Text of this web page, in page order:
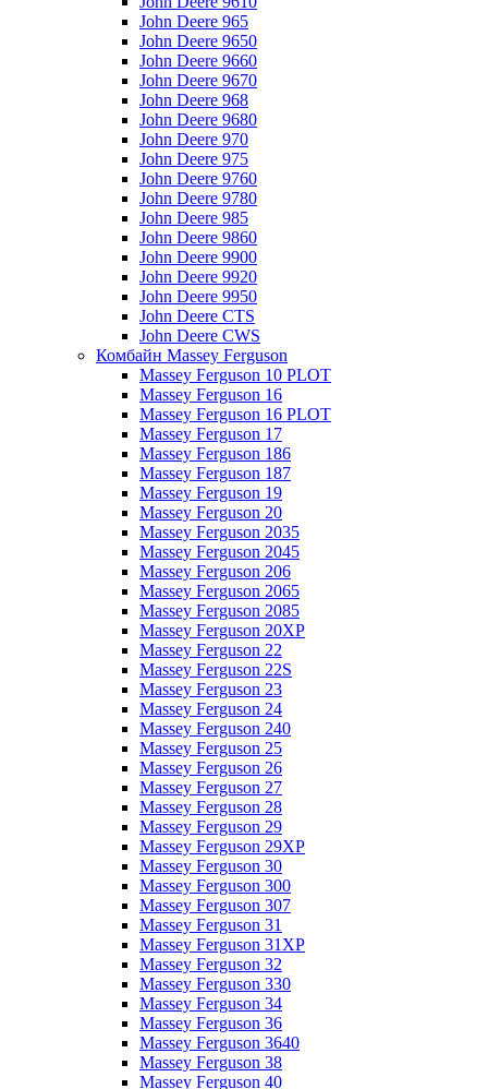
John Deere 965
John Deere 9650
John Deere 9660
John Deere 9670
John Deere 968
John Deere 9680
John Deere 970
John Deere 975
John Deere 9760
John Deere 9780
John Deere 985
John Deere 9860
John Deere 9900
John Deere 9920
John Deere 9950
John Deere CTS
John Deere CWS
Комбайн Massey Ferguson
Massey Ferguson 10 PLOT
Massey Ferguson 16
Massey Ferguson 16 PLOT
Massey Ferguson 17
Massey Ferguson 186
Massey Ferguson 187
Massey Ferguson 19
Massey Ferguson 20
Massey Ferguson 2035
Massey Ferguson 2045
Massey Ferguson 206
Massey Ferguson 2065
Massey Ferguson 2085
Massey Ferguson 20XP
Massey Ferguson 22
Massey Ferguson 22S
Massey Ferguson 23
Massey Ferguson 24
Massey Ferguson 240
Massey Ferguson 25
Massey Ferguson 26
Massey Ferguson 27
Massey Ferguson 28
Massey Ferguson 29
Massey Ferguson 29XP
Massey Ferguson 30
Massey Ferguson 300
Massey Ferguson 307
Massey Ferguson 31
Massey Ferguson 31XP
Massey Ferguson 32
Massey Ferguson 330
Massey Ferguson 34
Massey Ferguson 36
Massey Ferguson 3640
Massey Ferguson 38
Massey Ferguson 40